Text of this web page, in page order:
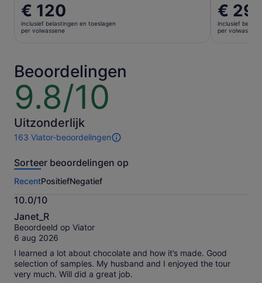
De
prijs
is
volwassene
€ 120
inclusief belastingen en toeslagen
per volwassene
De
prijs
is
€ 29
inclusief
per volwassene
Beoordelingen
9.8/10
9.8
van
10
Uitzonderlijk
163 Viator-beoordelingen
163
van
activiteit.
Meer
informatie
over
onze
geverifieerde
Sorteer beoordelingen op
RecentPositiefNegatief
10.0/10
10.0
van
10
Janet_R
Beoordeeld op Viator
6 aug 2026
I learned a lot about chocolate and how it’s made. Good
selection of samples. My husband and I enjoyed the tour
very much. Will did a great job.